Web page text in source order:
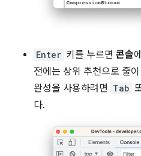
Enter 키를 누르면 콘솔
전에는 상위 추천으로 줄
완성을 사용하려면 Tab
다.